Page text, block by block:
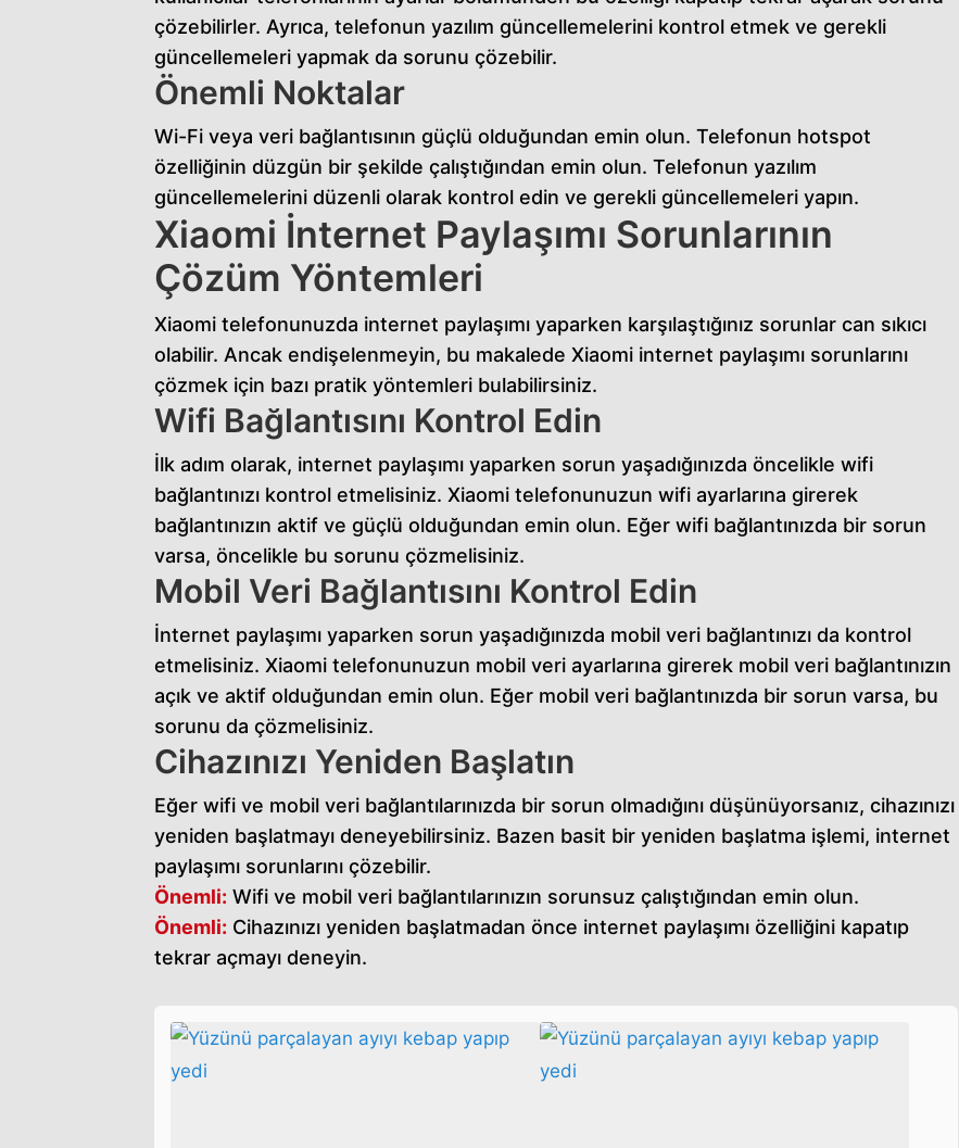
çözebilirler. Ayrıca, telefonun yazılım güncellemelerini kontrol etmek ve gerekli
güncellemeleri yapmak da sorunu çözebilir.
Önemli Noktalar
Wi-Fi veya veri bağlantısının güçlü olduğundan emin olun. Telefonun hotspot
özelliğinin düzgün bir şekilde çalıştığından emin olun. Telefonun yazılım
güncellemelerini düzenli olarak kontrol edin ve gerekli güncellemeleri yapın.
Xiaomi İnternet Paylaşımı Sorunlarının
Çözüm Yöntemleri
Xiaomi telefonunuzda internet paylaşımı yaparken karşılaştığınız sorunlar can sıkıcı
olabilir. Ancak endişelenmeyin, bu makalede Xiaomi internet paylaşımı sorunlarını
çözmek için bazı pratik yöntemleri bulabilirsiniz.
Wifi Bağlantısını Kontrol Edin
İlk adım olarak, internet paylaşımı yaparken sorun yaşadığınızda öncelikle wifi
bağlantınızı kontrol etmelisiniz. Xiaomi telefonunuzun wifi ayarlarına girerek
bağlantınızın aktif ve güçlü olduğundan emin olun. Eğer wifi bağlantınızda bir sorun
varsa, öncelikle bu sorunu çözmelisiniz.
Mobil Veri Bağlantısını Kontrol Edin
İnternet paylaşımı yaparken sorun yaşadığınızda mobil veri bağlantınızı da kontrol
etmelisiniz. Xiaomi telefonunuzun mobil veri ayarlarına girerek mobil veri bağlantınızın
açık ve aktif olduğundan emin olun. Eğer mobil veri bağlantınızda bir sorun varsa, bu
sorunu da çözmelisiniz.
Cihazınızı Yeniden Başlatın
Eğer wifi ve mobil veri bağlantılarınızda bir sorun olmadığını düşünüyorsanız, cihazınızı
yeniden başlatmayı deneyebilirsiniz. Bazen basit bir yeniden başlatma işlemi, internet
paylaşımı sorunlarını çözebilir.
Önemli: Wifi ve mobil veri bağlantılarınızın sorunsuz çalıştığından emin olun.
Önemli: Cihazınızı yeniden başlatmadan önce internet paylaşımı özelliğini kapatıp
tekrar açmayı deneyin.